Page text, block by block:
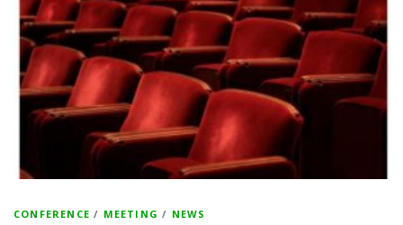
CONFERENCE / MEETING / NEWS